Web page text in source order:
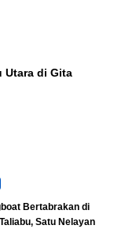
Utara di Gita
Bertabrakan di
Satu Nelayan